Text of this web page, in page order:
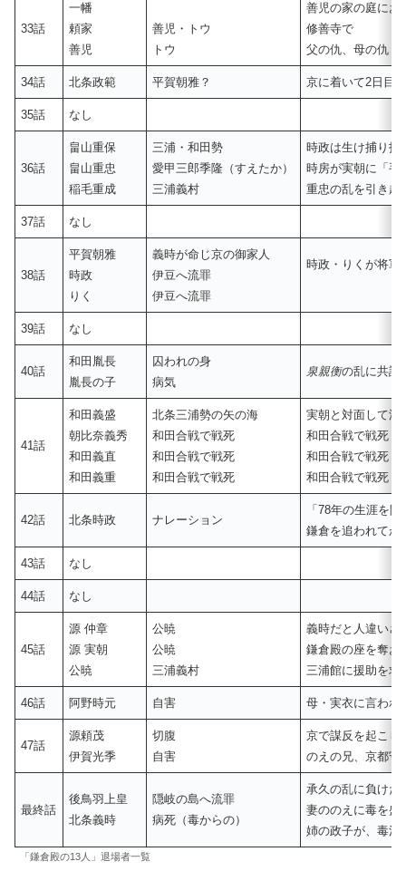
33話
一幡
頼家
善児
善児・トウ
トウ
善児の家の庭にお
修善寺で
父の仇、母の仇
34話 北条政範 平賀朝雅？ 京に着いて2日目
35話 なし
36話
畠山重保
畠山重忠
稲毛重成
三浦・和田勢
愛甲三郎季隆（すえたか）
三浦義村
時政は生け捕り指
時房が実朝に「手
重忠の乱を引き起
37話 なし
38話
平賀朝雅
時政
りく
義時が命じ京の御家人
伊豆へ流罪
伊豆へ流罪
時政・りくが将軍
39話 なし
40話
和田胤長
胤長の子
囚われの身
病気
泉親衡の乱に共謀
41話
和田義盛
朝比奈義秀
和田義直
和田義重
北条三浦勢の矢の海
和田合戦で戦死
和田合戦で戦死
和田合戦で戦死
実朝と対面して油
和田合戦で戦死
和田合戦で戦死
和田合戦で戦死
42話 北条時政 ナレーション
「78年の生涯を
鎌倉を追われてか
43話 なし
44話 なし
45話
源 仲章
源 実朝
公暁
公暁
公暁
三浦義村
義時だと人違いさ
鎌倉殿の座を奪お
三浦館に援助を求
46話 阿野時元 自害 母・実衣に言われ
47話
源頼茂
伊賀光季
切腹
自害
京で謀反を起こし
のえの兄、京都守
最終話
後鳥羽上皇
北条義時
隠岐の島へ流罪
病死（毒からの）
承久の乱に負けた
妻ののえに毒を盛
姉の政子が、毒
「鎌倉殿の13人」退場者一覧